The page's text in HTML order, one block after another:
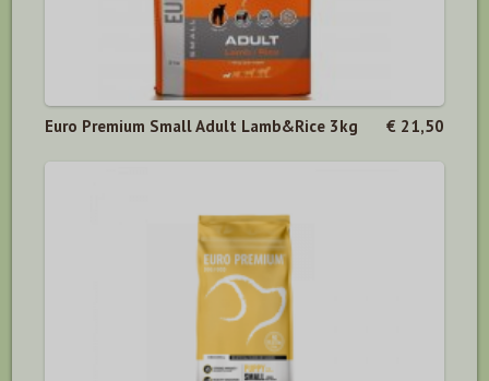
Euro Premium Small Adult Lamb&Rice 3kg € 21,50